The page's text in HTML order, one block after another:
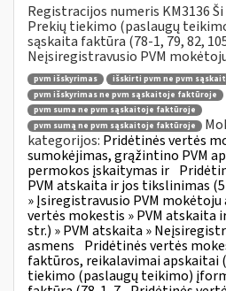
Registracijos numeris KM3136
Prekių tiekimo (paslaugų
sąskaita faktūra (78-1, 79, 82,
Neįsiregistravusio PVM
pvm išskyrimas
išskirti pvm ne pvm
pvm išskyrimas ne pvm sąskaitoje faktūroje
pvm suma ne pvm sąskaitoje faktūroje
pvm sumą ne pvm sąskaitoje faktūroje
kategorijos: Pridėtinės vertės
sumokėjimas, grąžintino PVM
permokos įskaitymas ir
PVM atskaita ir jos tikslinimas
» Įsiregistravusio PVM mokėtoju
vertės mokestis » PVM atskaita
str.) » PVM atskaita »
asmens Pridėtinės vertės
faktūros, reikalavimai apskaitai
tiekimo (paslaugų teikimo)